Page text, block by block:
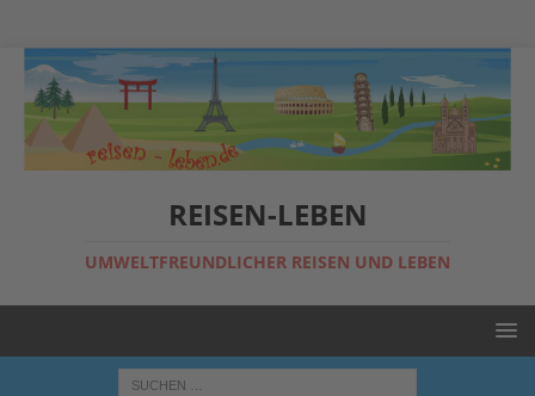
REISEN-LEBEN
UMWELTFREUNDLICHER REISEN UND LEBEN